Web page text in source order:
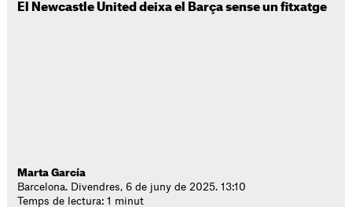
El Newcastle United deixa el Barça sense un fitxatge
Marta García
Barcelona. Divendres, 6 de juny de 2025. 13:10
Temps de lectura: 1 minut